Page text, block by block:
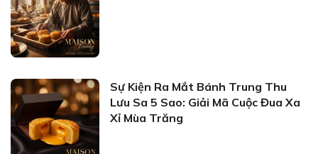
Sự Kiện Ra Mắt Bánh Trung Thu
Lưu Sa 5 Sao: Giải Mã Cuộc Đua Xa
Xỉ Mùa Trăng